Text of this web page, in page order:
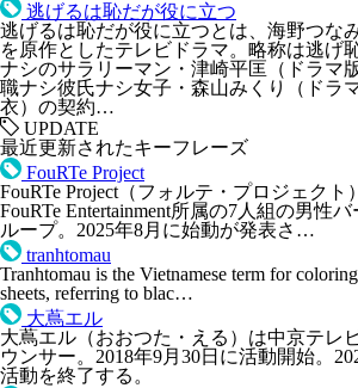
逃げるは恥だが役に立つ
逃げるは恥だが役に立つとは、海野つな
を原作としたテレビドラマ。略称は逃げ
ナシのサラリーマン・津崎平匡（ドラマ
職ナシ彼氏ナシ女子・森山みくり（ドラ
衣）の契約…
UPDATE
最近更新されたキーフレーズ
FouRTe Project
FouRTe Project（フォルテ・プロジェクト
FouRTe Entertainment所属の7人組の男性
ループ。2025年8月に始動が発表さ…
tranhtomau
Tranhtomau is the Vietnamese term for
sheets, referring to blac…
大蔦エル
大蔦エル（おおつた・える）は中京テレ
ウンサー。2018年9月30日に活動開始。
活動を終了する。